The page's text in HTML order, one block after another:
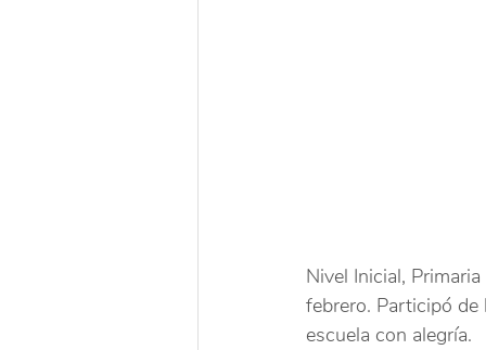
Nivel Inicial,
febrero. Participó
escuela con alegría.